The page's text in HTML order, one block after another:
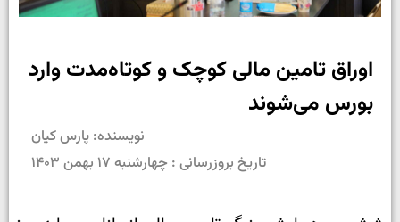
اوراق تامین مالی کوچک و کوتاه‌مدت وارد
بورس می‌شوند
نویسنده: پارس کیان
تاریخ بروزرسانی : چهارشنبه ۱۷ بهمن ۱۴۰۳